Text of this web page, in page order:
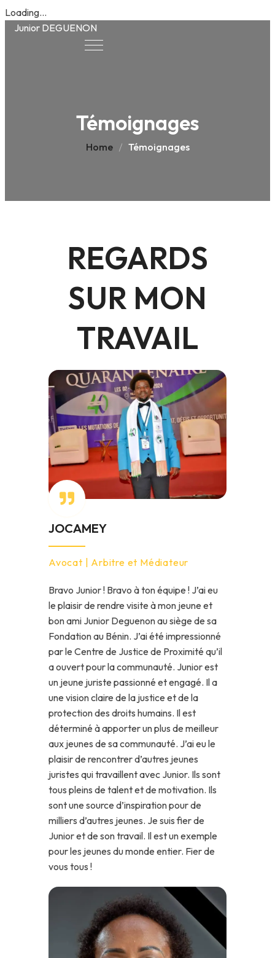
Loading...
Junior DEGUENON
Témoignages
Home Témoignages
REGARDS
SUR MON
TRAVAIL
JOCAMEY
Avocat | Arbitre et Médiateur
Bravo Junior ! Bravo à ton équipe ! J’ai eu
le plaisir de rendre visite à mon jeune et
bon ami Junior Deguenon au siège de sa
Fondation au Bénin. J’ai été impressionné
par le Centre de Justice de Proximité qu’il
a ouvert pour la communauté. Junior est
un jeune juriste passionné et engagé. Il a
une vision claire de la justice et de la
protection des droits humains. Il est
déterminé à apporter un plus de meilleur
aux jeunes de sa communauté. J’ai eu le
plaisir de rencontrer d’autres jeunes
juristes qui travaillent avec Junior. Ils sont
tous pleins de talent et de motivation. Ils
sont une source d’inspiration pour de
milliers d’autres jeunes. Je suis fier de
Junior et de son travail. Il est un exemple
pour les jeunes du monde entier. Fier de
vous tous !